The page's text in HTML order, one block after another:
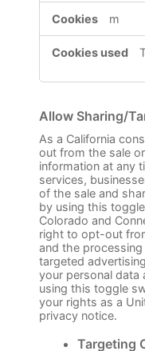
m
Allow Sharing/
As a California
out from the sale
information at any
services,
of the sale and
by using this
Colorado and
right to opt-out
and the
targeted
your personal data
using this toggle
your rights as a
privacy notice.
Targeting